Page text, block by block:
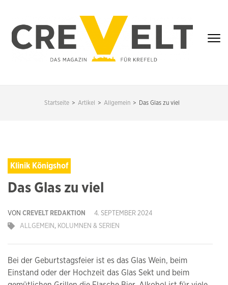
springen
(Enter
KREFELD
Startseite > Artikel > Allgemein > Das Glas zu viel
Klinik Königshof
Das Glas zu viel
VON CREVELT REDAKTION
4. SEPTEMBER 2024
ALLGEMEIN, KOLUMNEN & SERIEN
Bei der Geburtstagsfeier ist es das Glas Wein, beim
Einstand oder der Hochzeit das Glas Sekt und beim